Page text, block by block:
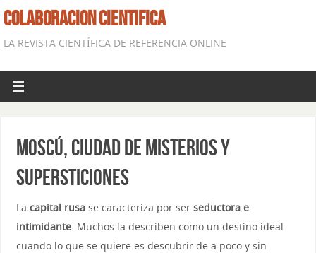
COLABORACION CIENTIFICA
LA REVISTA CIENTÍFICA DE REFERENCIA ONLINE
Moscú, ciudad de Misterios y
supersticiones
La capital rusase caracteriza por ser seductora e
intimidante. Muchos la describen como un destino ideal
cuando lo que se quiere es descubrir de a poco y sin